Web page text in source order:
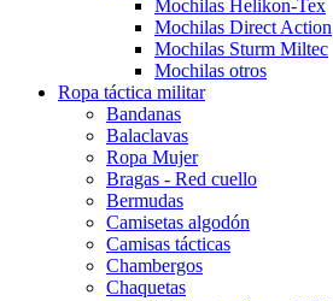
Mochilas Helikon-Tex
Mochilas Direct Action
Mochilas Sturm Miltec
Mochilas otros
Ropa táctica militar
Bandanas
Balaclavas
Ropa Mujer
Bragas - Red cuello
Bermudas
Camisetas algodón
Camisas tácticas
Chambergos
Chaquetas